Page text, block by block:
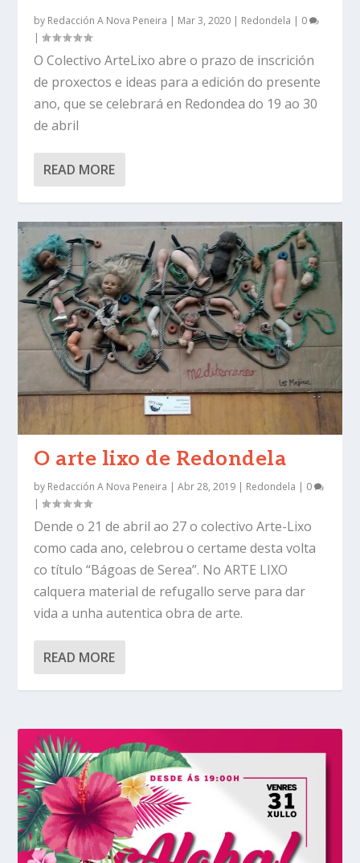
by Redacción A Nova Peneira | Mar 3, 2020 | Redondela | 0
|
O Colectivo ArteLixo abre o prazo de inscrición
de proxectos e ideas para a edición do presente
ano, que se celebrará en Redondea do 19 ao 30
de abril
READ MORE
O arte lixo de Redondela
by Redacción A Nova Peneira |Abr 28, 2019 | Redondela | 0
|
Dende o 21 de abril ao 27 o colectivo Arte-Lixo
como cada ano, celebrou o certame desta volta
co título “Bágoas de Serea”. No ARTE LIXO
calquera material de refugallo serve para dar
vida a unha autentica obra de arte.
READ MORE